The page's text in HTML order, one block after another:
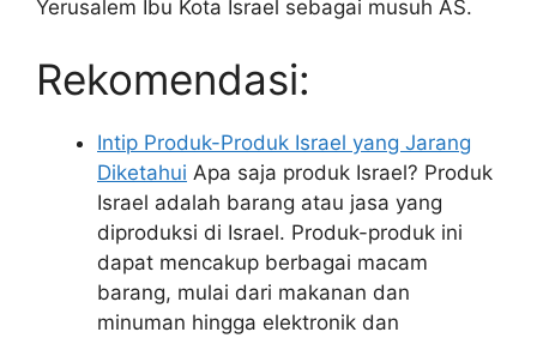
Yerusalem Ibu Kota Israel sebagai musuh AS.
Rekomendasi:
Intip Produk-Produk Israel yang Jarang
Diketahui Apa saja produk Israel? Produk
Israel adalah barang atau jasa yang
diproduksi di Israel. Produk-produk ini
dapat mencakup berbagai macam
barang, mulai dari makanan dan
minuman hingga elektronik dan